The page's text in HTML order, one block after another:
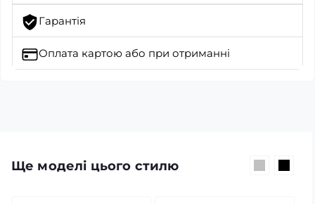
Гарантія
Оплата картою або при отриманні
Ще моделі цього стилю